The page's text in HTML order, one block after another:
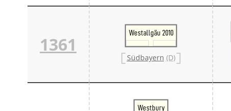
1361
Westallgäu 2010
Südbayern (D)
Westbury